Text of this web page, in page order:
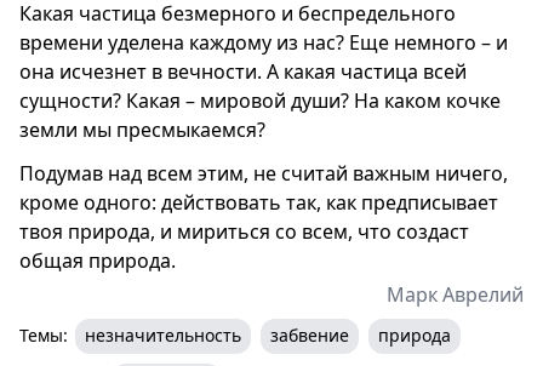
Какая частица безмерного и беспредельного
времени уделена каждому из нас? Еще немного – и
она исчезнет в вечности. А какая частица всей
сущности? Какая – мировой души? На каком кочке
земли мы пресмыкаемся?
Подумав над всем этим, не считай важным ничего,
кроме одного: действовать так, как предписывает
твоя природа, и мириться со всем, что создаст
общая природа.
Марк Аврелий
Темы: незначительность забвение
природа